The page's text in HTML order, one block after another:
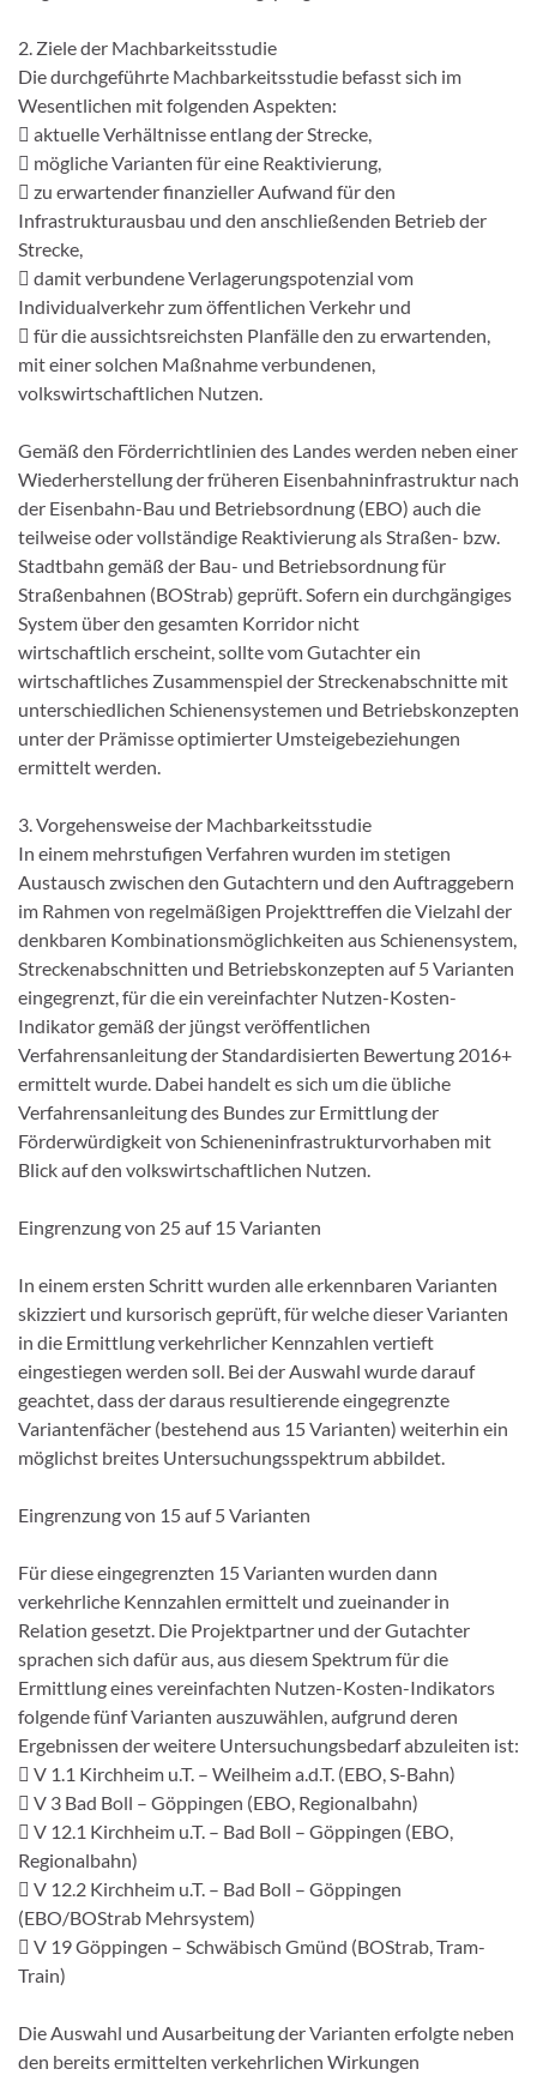
2. Ziele der Machbarkeitsstudie
Die durchgeführte Machbarkeitsstudie befasst sich im
Wesentlichen mit folgenden Aspekten:
 aktuelle Verhältnisse entlang der Strecke,
 mögliche Varianten für eine Reaktivierung,
 zu erwartender finanzieller Aufwand für den
Infrastrukturausbau und den anschließenden Betrieb der
Strecke,
 damit verbundene Verlagerungspotenzial vom
Individualverkehr zum öffentlichen Verkehr und
 für die aussichtsreichsten Planfälle den zu erwartenden,
mit einer solchen Maßnahme verbundenen,
volkswirtschaftlichen Nutzen.
Gemäß den Förderrichtlinien des Landes werden neben einer
Wiederherstellung der früheren Eisenbahninfrastruktur nach
der Eisenbahn-Bau und Betriebsordnung (EBO) auch die
teilweise oder vollständige Reaktivierung als Straßen- bzw.
Stadtbahn gemäß der Bau- und Betriebsordnung für
Straßenbahnen (BOStrab) geprüft. Sofern ein durchgängiges
System über den gesamten Korridor nicht
wirtschaftlich erscheint, sollte vom Gutachter ein
wirtschaftliches Zusammenspiel der Streckenabschnitte mit
unterschiedlichen Schienensystemen und Betriebskonzepten
unter der Prämisse optimierter Umsteigebeziehungen
ermittelt werden.
3. Vorgehensweise der Machbarkeitsstudie
In einem mehrstufigen Verfahren wurden im stetigen
Austausch zwischen den Gutachtern und den Auftraggebern
im Rahmen von regelmäßigen Projekttreffen die Vielzahl der
denkbaren Kombinationsmöglichkeiten aus Schienensystem,
Streckenabschnitten und Betriebskonzepten auf 5 Varianten
eingegrenzt, für die ein vereinfachter Nutzen-Kosten-
Indikator gemäß der jüngst veröffentlichen
Verfahrensanleitung der Standardisierten Bewertung 2016+
ermittelt wurde. Dabei handelt es sich um die übliche
Verfahrensanleitung des Bundes zur Ermittlung der
Förderwürdigkeit von Schieneninfrastrukturvorhaben mit
Blick auf den volkswirtschaftlichen Nutzen.
Eingrenzung von 25 auf 15 Varianten
In einem ersten Schritt wurden alle erkennbaren Varianten
skizziert und kursorisch geprüft, für welche dieser Varianten
in die Ermittlung verkehrlicher Kennzahlen vertieft
eingestiegen werden soll. Bei der Auswahl wurde darauf
geachtet, dass der daraus resultierende eingegrenzte
Variantenfächer (bestehend aus 15 Varianten) weiterhin ein
möglichst breites Untersuchungsspektrum abbildet.
Eingrenzung von 15 auf 5 Varianten
Für diese eingegrenzten 15 Varianten wurden dann
verkehrliche Kennzahlen ermittelt und zueinander in
Relation gesetzt. Die Projektpartner und der Gutachter
sprachen sich dafür aus, aus diesem Spektrum für die
Ermittlung eines vereinfachten Nutzen-Kosten-Indikators
folgende fünf Varianten auszuwählen, aufgrund deren
Ergebnissen der weitere Untersuchungsbedarf abzuleiten ist:
 V 1.1 Kirchheim u.T. – Weilheim a.d.T. (EBO, S-Bahn)
 V 3 Bad Boll – Göppingen (EBO, Regionalbahn)
 V 12.1 Kirchheim u.T. – Bad Boll – Göppingen (EBO,
Regionalbahn)
 V 12.2 Kirchheim u.T. – Bad Boll – Göppingen
(EBO/BOStrab Mehrsystem)
 V 19 Göppingen – Schwäbisch Gmünd (BOStrab, Tram-
Train)
Die Auswahl und Ausarbeitung der Varianten erfolgte neben
den bereits ermittelten verkehrlichen Wirkungen